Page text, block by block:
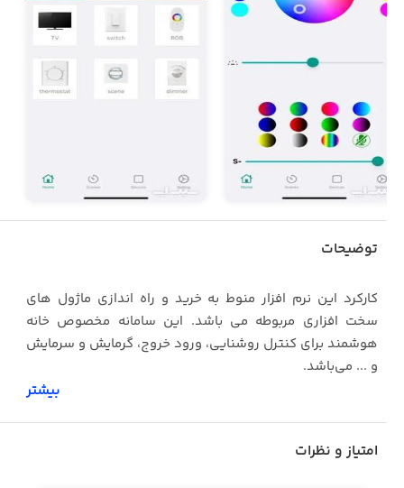
توضیحات
کارکرد این نرم افزار منوط به خرید و راه اندازی ماژول های
سخت افزاری مربوطه می باشد. این سامانه مخصوص خانه
هوشمند برای کنترل روشنایی، ورود خروج، گرمایش و سرمایش
و ... می‌باشد.
بیشتر
امتیاز و نظرات